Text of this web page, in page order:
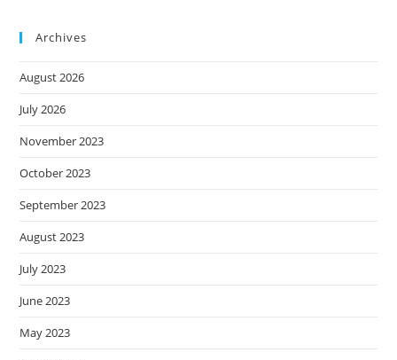
Archives
August 2026
July 2026
November 2023
October 2023
September 2023
August 2023
July 2023
June 2023
May 2023